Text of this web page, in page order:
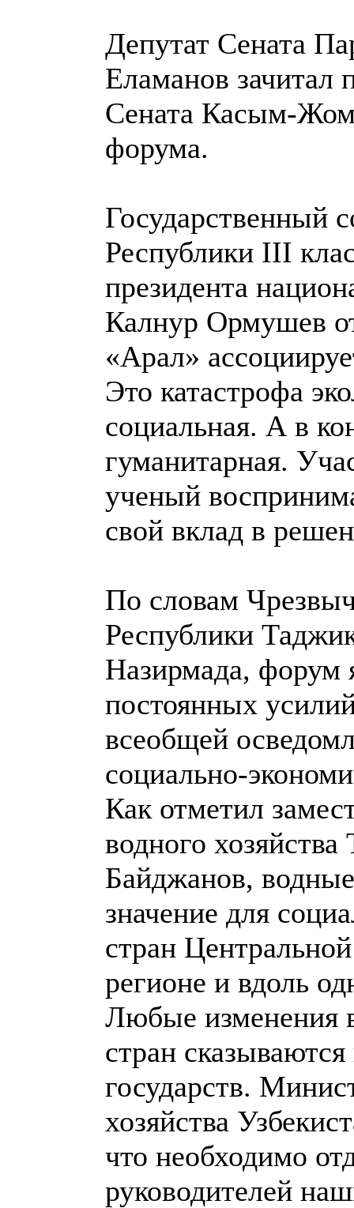
Депутат Сената
Еламанов зачитал
Сената Касым-
форума.
Государственный
Республики III
президента
Калнур Ормушев
«Арал»
Это катастрофа
социальная. А в
гуманитарная.
ученый
свой вклад в
По словам
Республики
Назирмада, форум
постоянных
всеобщей
социально-
Как отметил
водного
Байджанов,
значение для
стран
регионе и вдоль
Любые изменения
стран
государств.
хозяйства
что необходимо
руководителей